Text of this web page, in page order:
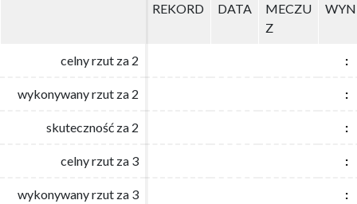
REKORD DATA
MECZU
Z
celny rzut za 2 :
wykonywany rzut za 2 :
skuteczność za 2 :
celny rzut za 3 :
wykonywany rzut za 3 :
REKORD DATA
MECZU
Z
celny rzut za 2 :
wykonywany rzut za 2 :
skuteczność za 2 :
celny rzut za 3 :
wykonywany rzut za 3 :